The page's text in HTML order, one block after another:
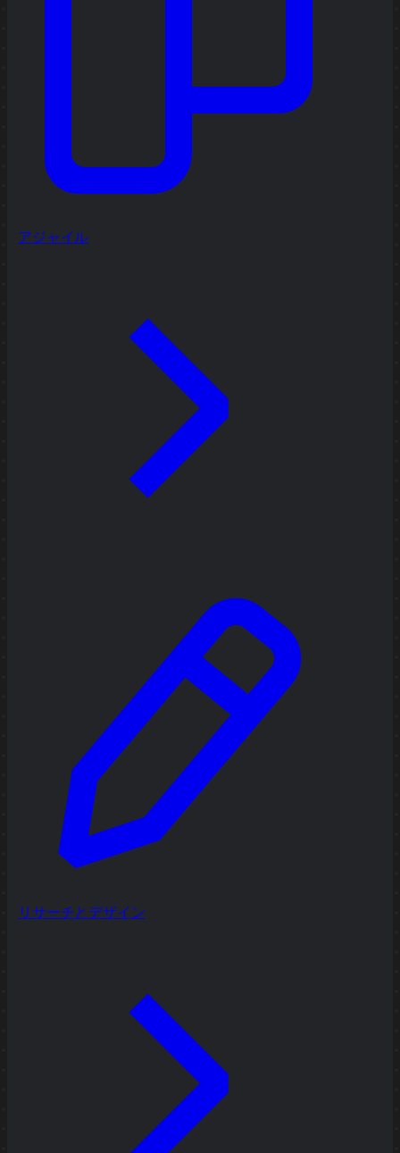
アジャイル
リサーチとデザイン